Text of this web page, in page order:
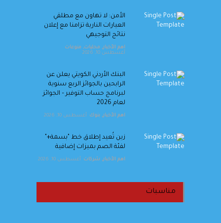
الأمن: لا تهاون مع مطلقي
العيارات النارية تزامنا مع إعلان
نتائج التوجيهي
اهم الأخبار, محليات, منوعات
أغسطس 10, 2026
البنك الأردني الكويتي يعلن عن
الرابحين بالجوائز الربع سنوية
لبرنامج حساب التوفير – الجوائز
لعام 2026
اهم الأخبار, بنوك أغسطس 10, 2026
زين تُعيد إطلاق خط "بسمة+"
لفئة الصم بميزات إضافية
اهم الأخبار, شركات أغسطس 10, 2026
مناسبات